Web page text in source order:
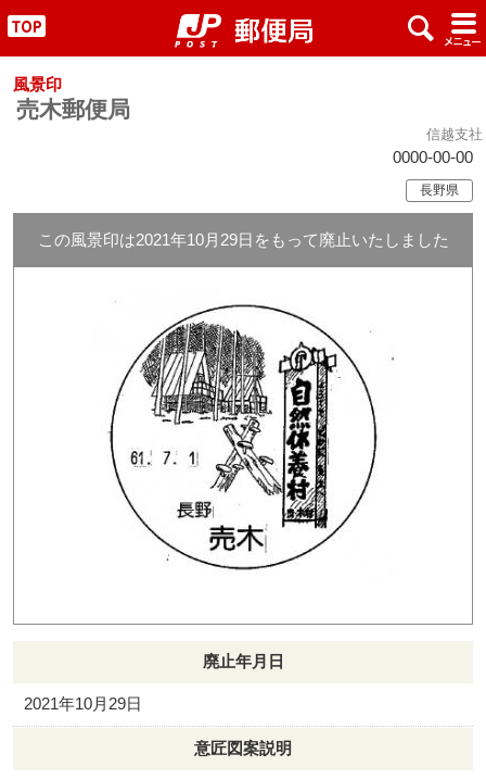
" x #
風景印
売木郵便局
信越支社
0000-00-00
長野県
この風景印は2021年10月29日をもって廃止いたしました
廃止年月日
2021年10月29日
意匠図案説明